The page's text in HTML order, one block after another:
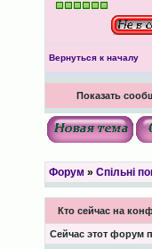
Вернуться к началу
Показать
Форум » Спільні
Кто сейчас на
Сейчас этот форум